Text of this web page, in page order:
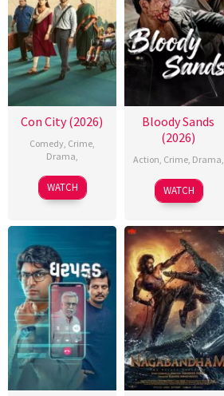
Con City (2026)
Comedy, Crime,
Drama,
WATCH
Bloody Sands
(2026)
Action, Crime, Drama,
WATCH